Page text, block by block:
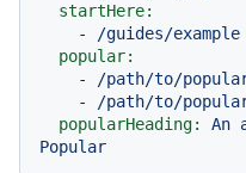
startHere:
-
/guides/example
popular:
-
/path/to/
-
/path/to/
popularHeading:
An
Popular